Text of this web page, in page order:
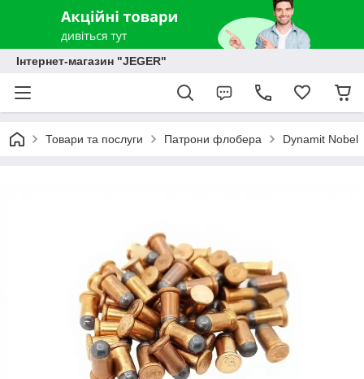
Інтернет-магазин "JEGER"
Товари та послуги Патрони флобера Dynamit Nobel